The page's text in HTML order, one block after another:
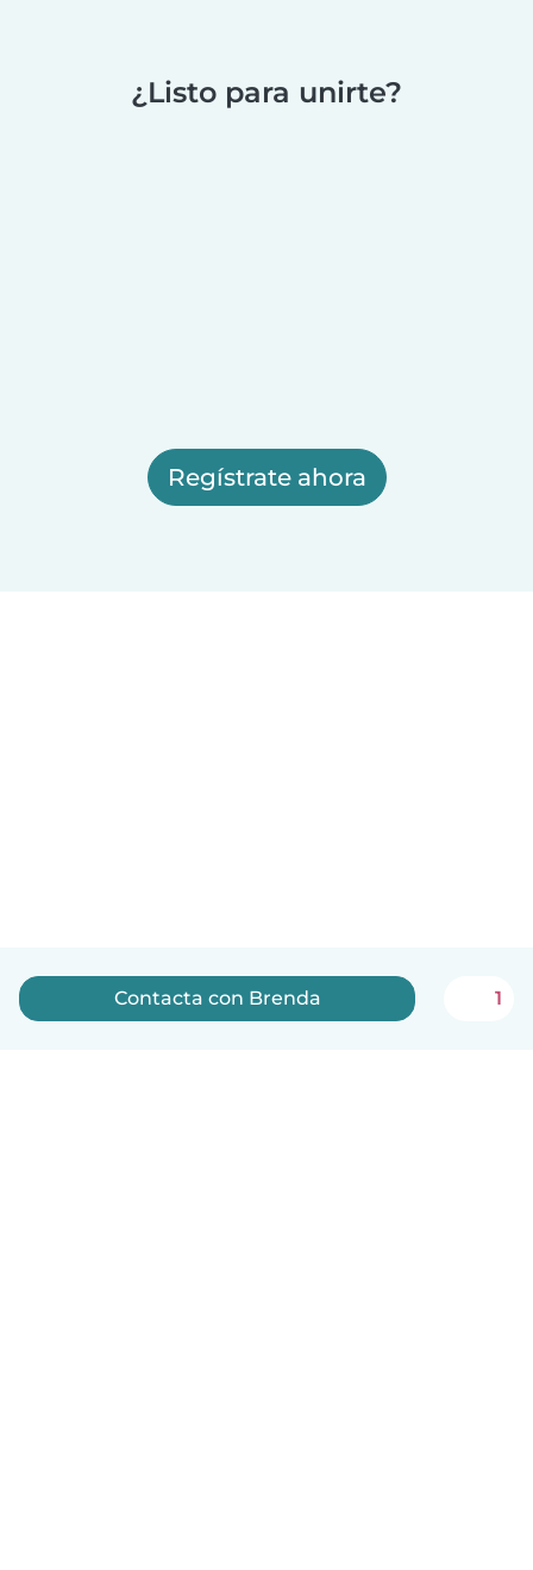
¿Listo para unirte?
Regístrate ahora
Contacta con Brenda 1